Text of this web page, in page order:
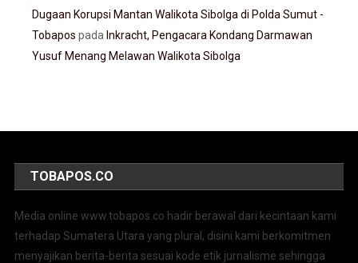
Dugaan Korupsi Mantan Walikota Sibolga di Polda Sumut -
Tobapos pada Inkracht, Pengacara Kondang Darmawan
Yusuf Menang Melawan Walikota Sibolga
TOBAPOS.CO
Media online www.tobapos.co hadir berawal dari kecintaan kami
terhadap Sumatera Utara yang plural, disini kami berkomitmen
menyajikan berita-berita sesuai kode etik jurnalisme sehingga